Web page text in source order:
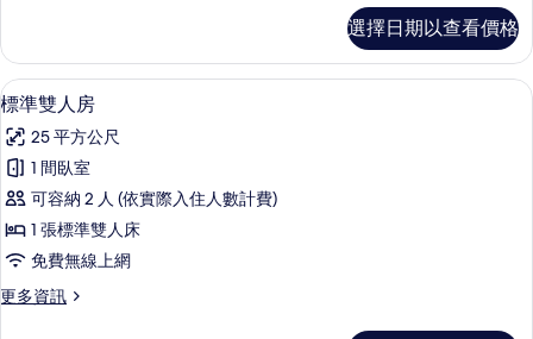
所
有
相
片
套
房
的
情
選擇日期以查看價格
顯
示
標
準
雙
人
的
羽絨被、客房內保險箱、書桌、熨斗/
2
標準雙人房
25 平方公尺
1 間臥室
可容納 2 人 (依實際入住人數計費)
1 張標準雙人床
免費無線上網
更多資訊
更